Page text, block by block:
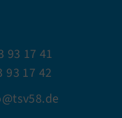
93 17 41
93 17 42